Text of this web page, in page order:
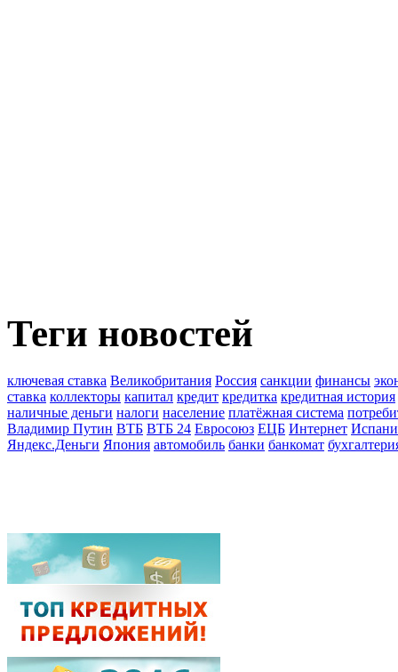
Теги новостей
ключевая ставка Великобритания Россия санкции финансы
ставка коллекторы капитал кредит кредитка кредитная история
наличные деньги налоги население платёжная система
Владимир Путин ВТБ ВТБ 24 Евросоюз ЕЦБ Интернет
Яндекс.Деньги Япония автомобиль банки банкомат